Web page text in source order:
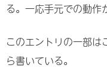
る。一応手元での動作
このエントリの一部
ら書いている。